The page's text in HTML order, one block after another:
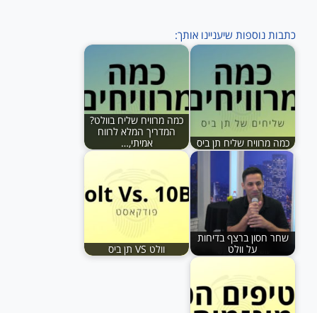
כתבות נוספות שיעניינו אותך:
כמה מרוויח שליח תן ביס
כמה מרוויח שליח בוולט?
המדריך המלא לרווח
אמיתי,…
שחר חסון ברצף בדיחות
על וולט
וולט VS תן ביס